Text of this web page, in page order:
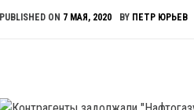
PUBLISHED ON 7 МАЯ, 2020 BY ПЕТР ЮРЬЕВ